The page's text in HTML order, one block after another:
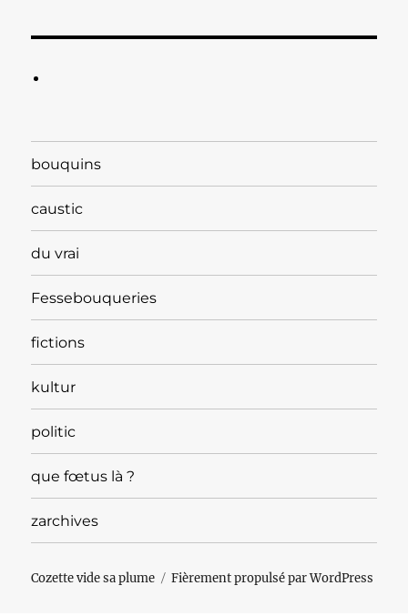
bouquins
caustic
du vrai
Fessebouqueries
fictions
kultur
politic
que fœtus là ?
zarchives
Cozette vide sa plume Fièrement propulsé par WordPress